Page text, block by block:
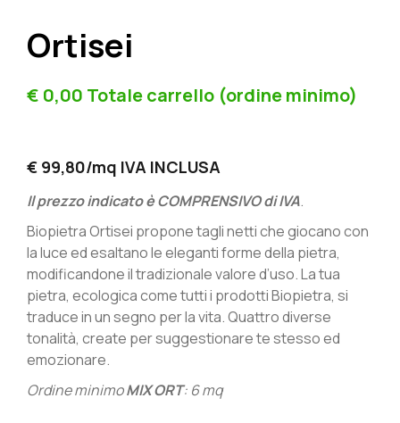
Ortisei
€ 0,00 Totale carrello (ordine minimo)
€ 99,80/mq IVA INCLUSA
Il prezzo indicato è COMPRENSIVO di IVA.
Biopietra Ortisei propone tagli netti che giocano con
la luce ed esaltano le eleganti forme della pietra,
modificandone il tradizionale valore d’uso. La tua
pietra, ecologica come tutti i prodotti Biopietra, si
traduce in un segno per la vita. Quattro diverse
tonalità, create per suggestionare te stesso ed
emozionare.
Ordine minimoMIX ORT: 6 mq